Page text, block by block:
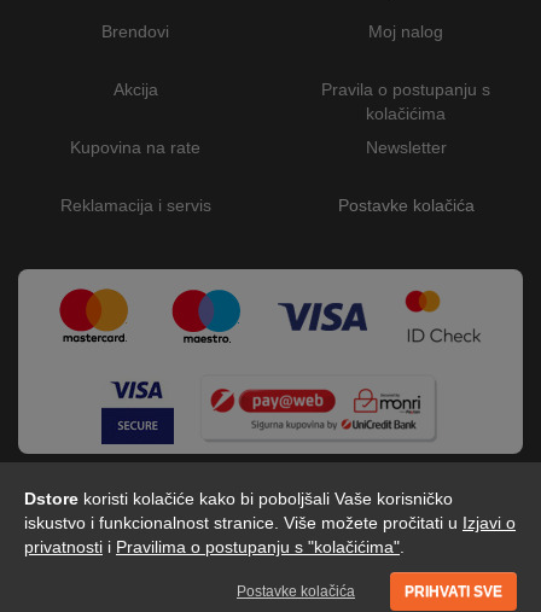
Dstore koristi kolačiće kako bi poboljšali Vaše korisničko
iskustvo i funkcionalnost stranice. Više možete pročitati u Izjavi o
privatnosti i Pravilima o postupanju s "kolačićima"
Postavke kolačića PRIHVATI SVE
Brendovi
Akcija
Kupovina na rate
Reklamacija i servis
Moj nalog
Pravila o postupanju s
kolačićima
Newsletter
Postavke kolačića
Dstore - Centar tehnike © 2026 by Digitalis d.o.o